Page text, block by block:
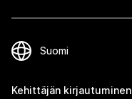
Kehittäjän kirjautuminen